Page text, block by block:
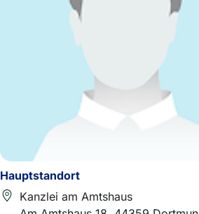
Hauptstandort
Kanzlei am Amtshaus